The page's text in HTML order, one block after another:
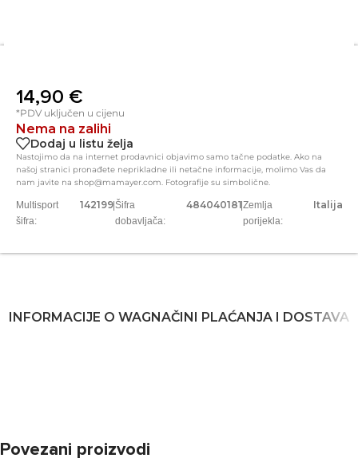
14,90 €
*PDV uključen u cijenu
Nema na zalihi
Dodaj u listu želja
Nastojimo da na internet prodavnici objavimo samo tačne podatke. Ako na
našoj stranici pronađete neprikladne ili netačne informacije, molimo Vas da
nam javite na shop@mamayer.com. Fotografije su simbolične.
Multisport
šifra:
142199|Šifra
dobavljača:
484040181|Zemlja
porijekla:
Italija
INFORMACIJE O WAG NAČINI PLAĆANJA I DOSTAVA
Povezani proizvodi